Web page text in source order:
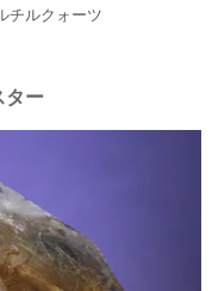
チルクォーツ
ター